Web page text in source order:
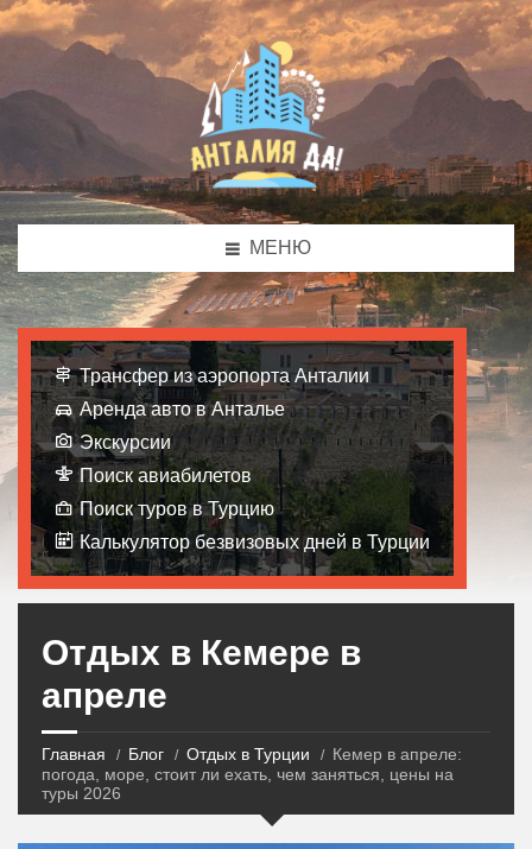
МЕНЮ
Трансфер из аэропорта Анталии
Аренда авто в Анталье
Экскурсии
Поиск авиабилетов
Поиск туров в Турцию
Калькулятор безвизовых дней в Турции
Отдых в Кемере в
апреле
Главная Блог Отдых в Турции
Кемер в апреле:
погода, море, стоит ли ехать, чем заняться, цены на
туры 2026